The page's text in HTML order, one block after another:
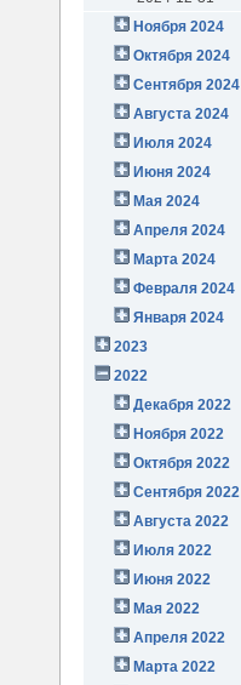
Ноября 2024
Октября 2024
Сентября 2024
Августа 2024
Июля 2024
Июня 2024
Мая 2024
Апреля 2024
Марта 2024
Февраля 2024
Января 2024
2023
2022
Декабря 2022
Ноября 2022
Октября 2022
Сентября 2022
Августа 2022
Июля 2022
Июня 2022
Мая 2022
Апреля 2022
Марта 2022